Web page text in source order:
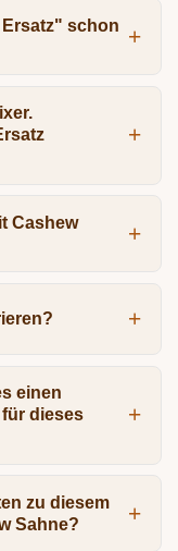
schon
Cashew
einen
dieses
zu diesem
Sahne?